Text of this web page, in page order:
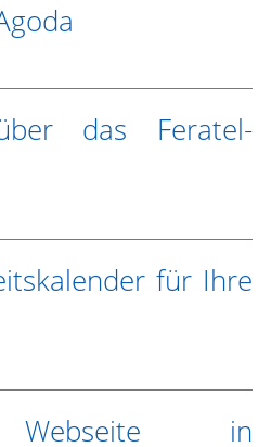
das Feratel-
für Ihre
Webseite in